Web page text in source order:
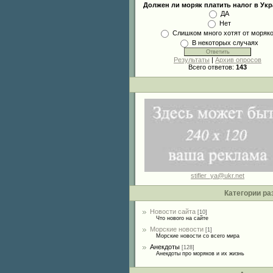
Должен ли моряк платить налог в
ДА
Нет
Слишком много хотят от
В некоторых случаях
Результаты | Архив опросов
Всего ответов: 143
stifler_ya@ukr.net
Категории
Новости сайта [10]
Что нового на сайте
Морские новости [1]
Морские новости со всего мира
Анекдоты [128]
Анекдоты про моряков и их жизнь